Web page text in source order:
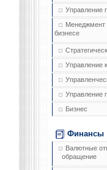
Управление
Менеджмент
бизнесе
Управление
Управление
Бизнес
Финансы
Валютные
обращение